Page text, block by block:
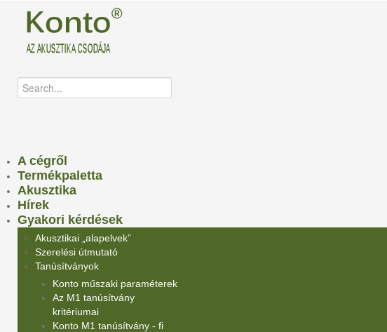
A cégről
Termékpaletta
Akusztika
Hírek
Gyakori kérdések
Akusztikai „alapelvek”
Szerelési útmutató
Tanúsítványok
Konto műszaki paraméterek
Az M1 tanúsítvány
kritériumai
Konto M1 tanúsítvány - fi